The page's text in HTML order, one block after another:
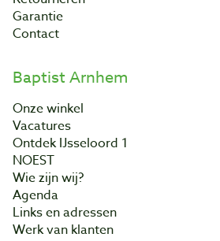
Garantie
Contact
Baptist Arnhem
Onze winkel
Vacatures
Ontdek IJsseloord 1
NOEST
Wie zijn wij?
Agenda
Links en adressen
Werk van klanten